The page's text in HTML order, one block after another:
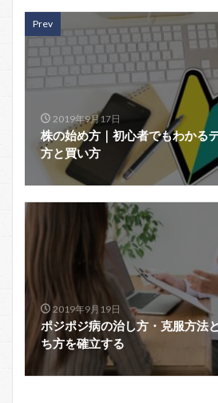
Prev
2019年9月17日
株の始め方｜初心者でもわかる
方と買い方
2019年9月19日
ポジポジ病の治し方・克服方法
ち方を確立する